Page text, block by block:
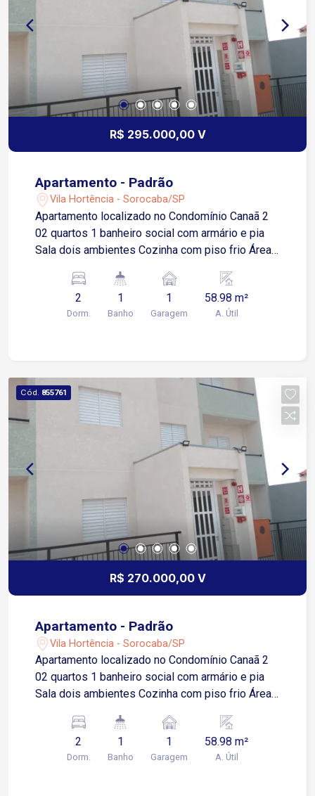
R$ 295.000,00 V
Apartamento - Padrão
Vila Hortência - Sorocaba/SP
Apartamento localizado no Condomínio Canaã 2
02 quartos 1 banheiro social com armário e pia
Sala dois ambientes Cozinha com piso frio Área
2
Dorm.
1
Banho
1
Garagem
58.98 m²
A. Útil
Cód. 855761
R$ 270.000,00 V
Apartamento - Padrão
Vila Hortência - Sorocaba/SP
Apartamento localizado no Condomínio Canaã 2
02 quartos 1 banheiro social com armário e pia
Sala dois ambientes Cozinha com piso frio Área
2
Dorm.
1
Banho
1
Garagem
58.98 m²
A. Útil